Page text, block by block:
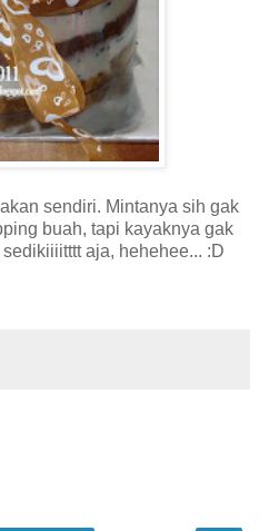
sendiri. Mintanya sih gak
buah, tapi kayaknya gak
aja, hehehee... :D